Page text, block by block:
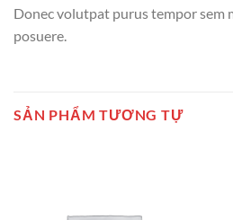
Donec volutpat purus tempor sem
posuere.
SẢN PHẨM TƯƠNG TỰ